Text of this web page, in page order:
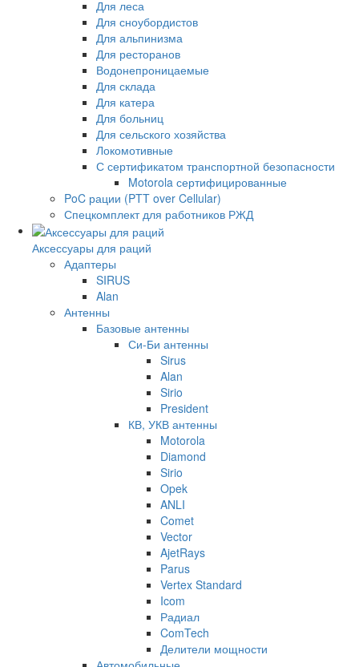
Для леса
Для сноубордистов
Для альпинизма
Для ресторанов
Водонепроницаемые
Для склада
Для катера
Для больниц
Для сельского хозяйства
Локомотивные
С сертификатом транспортной безопасности
Motorola сертифицированные
PoC рации (PTT over Cellular)
Спецкомплект для работников РЖД
Аксессуары для раций
Адаптеры
SIRUS
Alan
Антенны
Базовые антенны
Си-Би антенны
Sirus
Alan
Sirio
President
КВ, УКВ антенны
Motorola
Diamond
Sirio
Opek
ANLI
Comet
Vector
AjetRays
Parus
Vertex Standard
Icom
Радиал
ComTech
Делители мощности